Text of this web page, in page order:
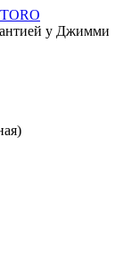
у Джимми